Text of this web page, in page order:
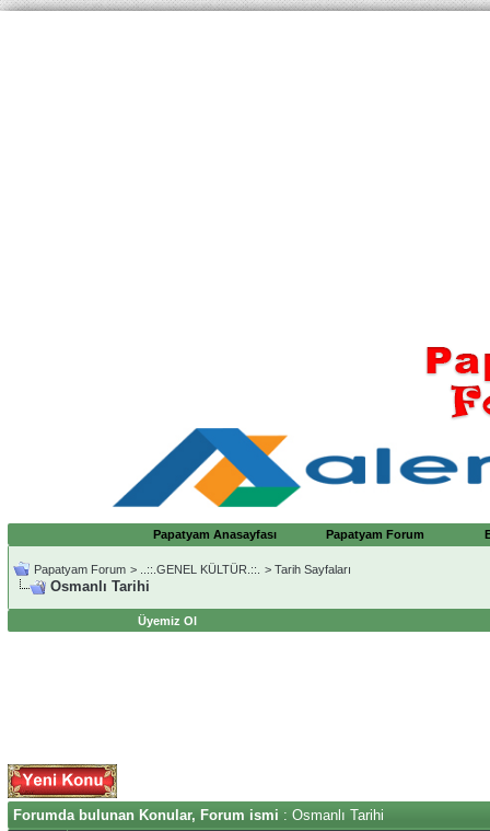
Papatyam Anasayfası Papatyam Forum
Papatyam Forum > ..::.GENEL KÜLTÜR.::. > Tarih Sayfaları
Osmanlı Tarihi
Üyemiz Ol
Forumda bulunan Konular, Forum ismi : Osmanlı Tarihi